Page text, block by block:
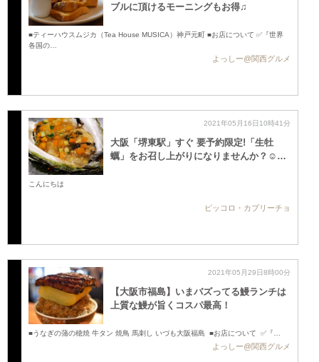
ブルに頂けるモーニングもお得♫
■ティーハウスムジカ（Tea House MUSICA）神戸元町 ■お店について ✅『世界
各国の…
よっしー@関西グルメ
2021年05月16日10時41分
大阪「堺東駅」すぐ 要予約限定!「生牡
蠣」をお召し上がりになりませんか？☺️…
こんにちは
ピッコロ・カプリーチョ
2021年05月29日8時00分
【大阪市福島】いまバズってる鰻ランチは
上質な鰻が旨くコスパ最高！
■うなぎの蒲の穂焼 牛タン 焼鳥 馬刺し いづも大阪福島 ■お店について ✅『…
よっしー@関西グルメ